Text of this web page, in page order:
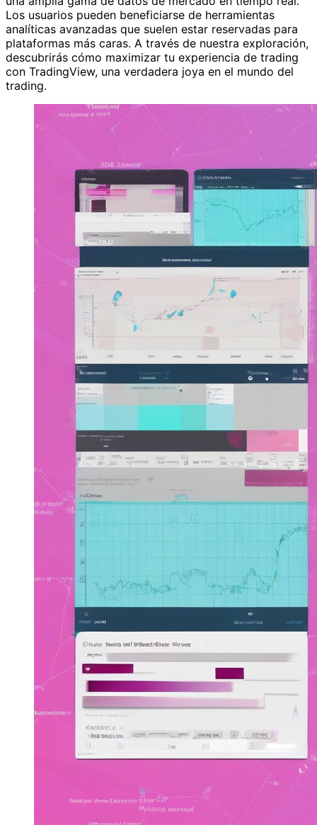
Los usuarios pueden beneficiarse de herramientas
analíticas avanzadas que suelen estar reservadas para
plataformas más caras. A través de nuestra exploración,
descubrirás cómo maximizar tu experiencia de trading
con TradingView, una verdadera joya en el mundo del
trading.